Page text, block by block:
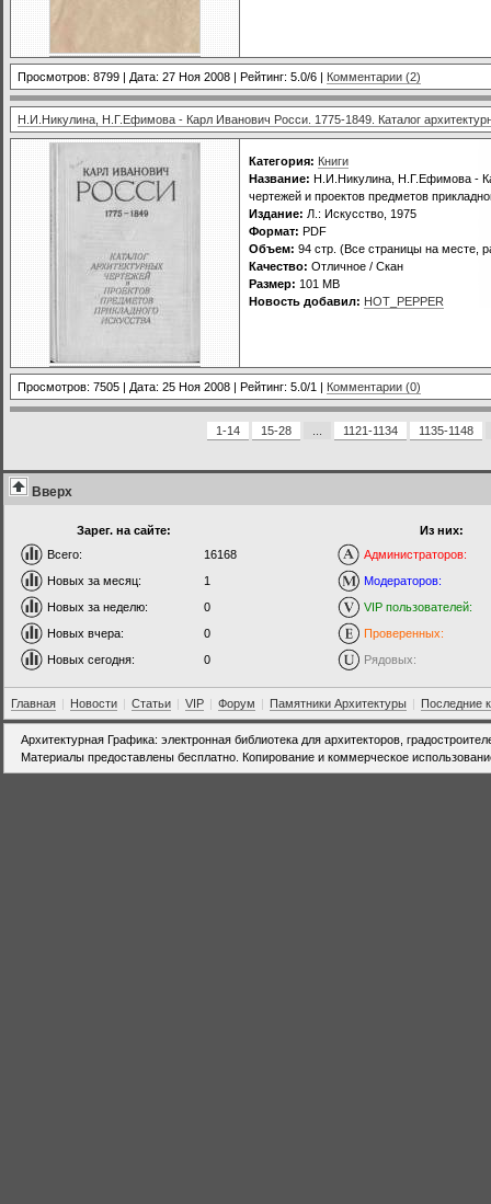
Просмотров: 8799 | Дата: 27 Ноя 2008 | Рейтинг: 5.0/6 | Комментарии (2)
Н.И.Никулина, Н.Г.Ефимова - Карл Иванович Росси. 1775-1849. Каталог
Категория: Книги
Название: Н.И.Никулина, Н.Г.Ефимова -
чертежей и проектов предметов
Издание: Л.: Искусство, 1975
Формат: PDF
Объем: 94 стр. (Все страницы на месте,
Качество: Отличное / Скан
Размер: 101 MB
Новость добавил: HOT_PEPPER
Просмотров: 7505 | Дата: 25 Ноя 2008 | Рейтинг: 5.0/1 | Комментарии (0)
1-14 15-28 1121-1134 1135-1148
Вверх
Зарег. на сайте:
Всего:
16168
Новых за месяц:
1
Новых за неделю:
0
Новых вчера:
0
Новых сегодня:
0
Из них:
Администраторов:
Модераторов:
VIP пользователей:
Проверенных:
Рядовых:
Главная | Новости | Статьи | VIP | Форум | Памятники Архитектуры | Последние
Архитектурная Графика: электронная библиотека для архитекторов,
Материалы предоставлены бесплатно. Копирование и коммерческое